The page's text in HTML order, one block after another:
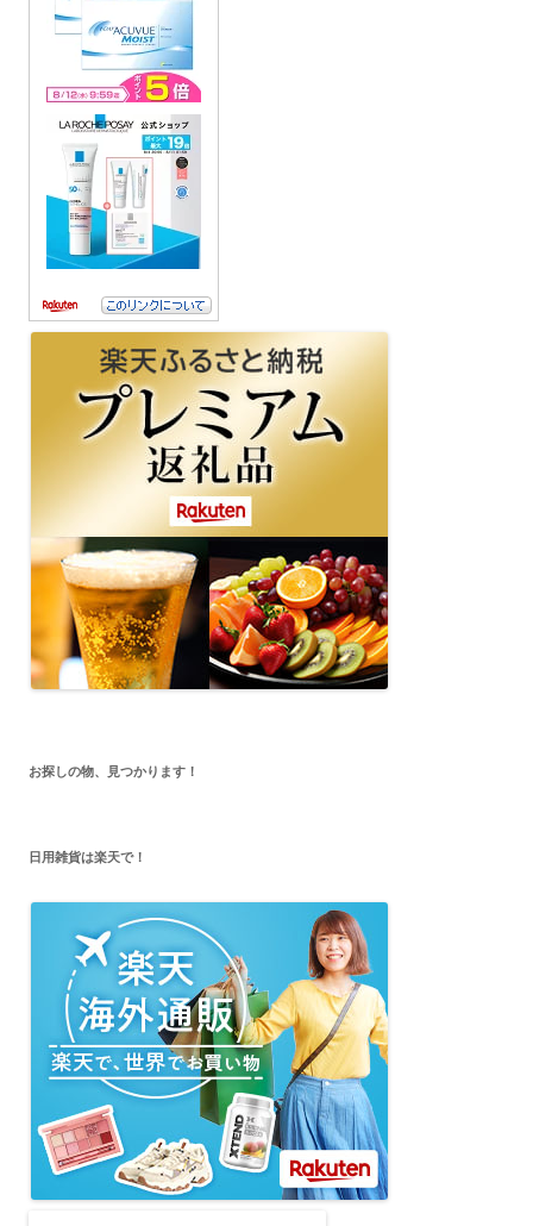
お探しの物、見つかります！
日用雑貨は楽天で！